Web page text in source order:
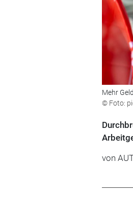
Mehr
© Foto:
von